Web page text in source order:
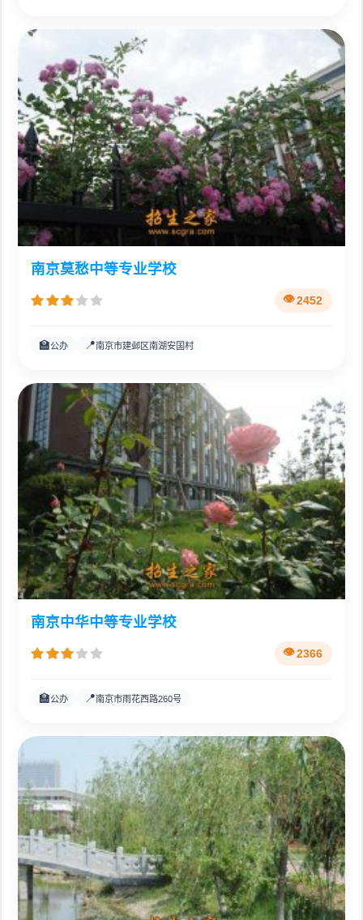
南京莫愁中等专业学校
2452
🏫公办 📍南京市建邺区南湖安国村
南京中华中等专业学校
2366
🏫公办 📍南京市雨花西路260号